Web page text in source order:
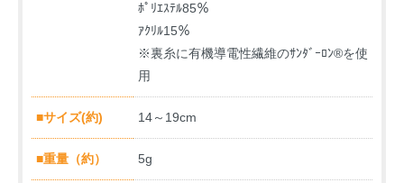
ﾎﾟﾘｴｽﾃﾙ85％
ｱｸﾘﾙ15％
※裏糸に有機導電性繊維のｻﾝﾀﾞｰﾛﾝ®を使
用
■サイズ(約) 14～19cm
■重量（約） 5g